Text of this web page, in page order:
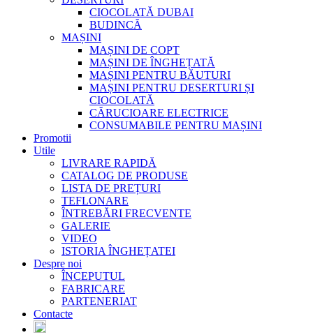
CIOCOLATĂ DUBAI
BUDINCĂ
MAȘINI
MAȘINI DE COPT
MAȘINI DE ÎNGHEȚATĂ
MAȘINI PENTRU BĂUTURI
MAȘINI PENTRU DESERTURI ȘI
CIOCOLATĂ
CĂRUCIOARE ELECTRICE
CONSUMABILE PENTRU MAȘINI
Promotii
Utile
LIVRARE RAPIDĂ
CATALOG DE PRODUSE
LISTA DE PREȚURI
TEFLONARE
ÎNTREBĂRI FRECVENTE
GALERIE
VIDEO
ISTORIA ÎNGHEȚATEI
Despre noi
ÎNCEPUTUL
FABRICARE
PARTENERIAT
Contacte